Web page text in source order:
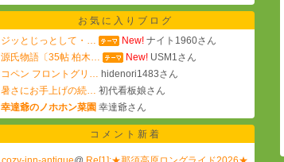
お気に入りブログ
ジッとじっとして・…
New! ナイト1960さん
源氏物語〔35帖 柏木…
New! USM1さん
コペン フロントグリ… hidenori1483さん
暑さにお手上げの続… 初代看板娘さん
幸達爺のノホホン菜園 幸達爺さん
コメント新着